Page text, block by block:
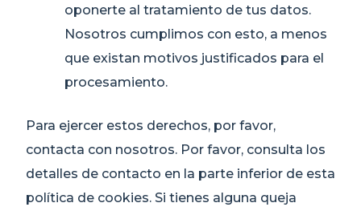
oponerte al tratamiento de tus datos.
Nosotros cumplimos con esto, a menos
que existan motivos justificados para el
procesamiento.
Para ejercer estos derechos, por favor,
contacta con nosotros. Por favor, consulta los
detalles de contacto en la parte inferior de esta
política de cookies. Si tienes alguna queja